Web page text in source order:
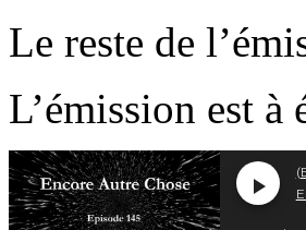
Le reste de
L’émission est à